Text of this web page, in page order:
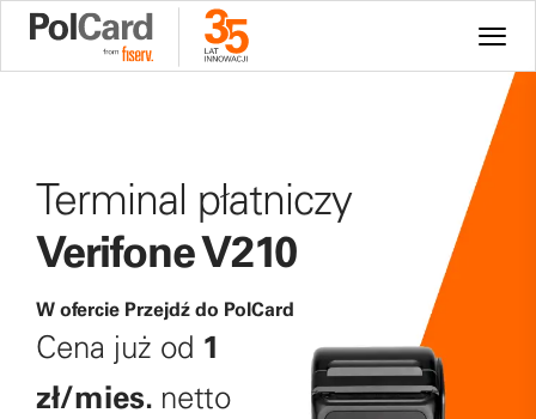
Terminal płatniczy
Verifone V210
W ofercie Przejdź do PolCard
Cena już od 1
zł/mies. netto